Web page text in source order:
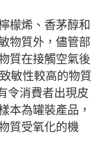
檬烯、香茅醇和
物質外，儘管部
質在接觸空氣後
敏性較高的物質
令消費者出現皮
本為罐裝產品，
質受氧化的機